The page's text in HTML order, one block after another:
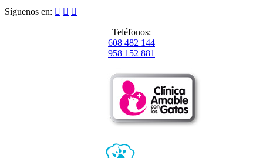
Síguenos en:   
Teléfonos:
608 482 144
958 152 881